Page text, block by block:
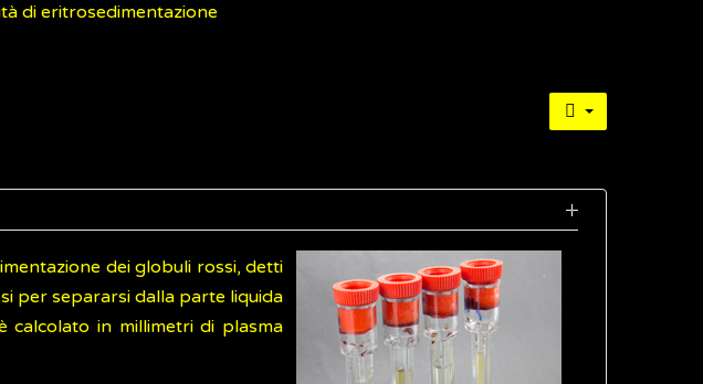
di eritrosedimentazione
dei globuli rossi, detti
per separarsi dalla parte liquida
calcolato in millimetri di plasma